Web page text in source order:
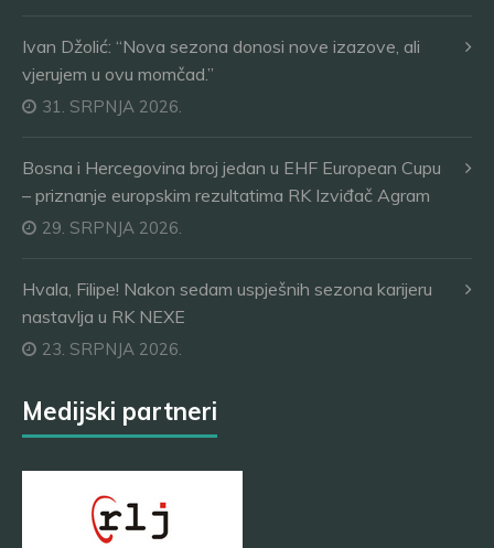
Ivan Džolić: “Nova sezona donosi nove izazove, ali
vjerujem u ovu momčad.”
31. SRPNJA 2026.
Bosna i Hercegovina broj jedan u EHF European Cupu
– priznanje europskim rezultatima RK Izviđač Agram
29. SRPNJA 2026.
Hvala, Filipe! Nakon sedam uspješnih sezona karijeru
nastavlja u RK NEXE
23. SRPNJA 2026.
Medijski partneri